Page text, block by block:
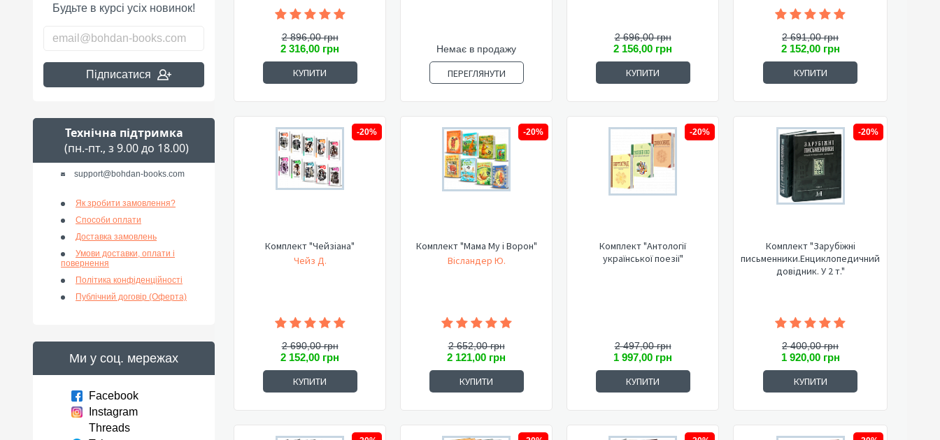
Будьте в курсі усіх новинок!
Підписатися
Технічна підтримка
(пн.-пт., з 9.00 до 18.00)
support@bohdan-books.com
Як зробити замовлення?
Способи оплати
Доставка замовлень
Умови доставки, оплати і
повернення
Політика конфіденційності
Публічний договір (Оферта)
Ми у соц. мережах
Facebook
Instagram
Threads
2 896,00 грн
2 316,00 грн
КУПИТИ
Немає в продажу
ПЕРЕГЛЯНУТИ
2 696,00 грн
2 156,00 грн
КУПИТИ
2 691,00 грн
2 152,00 грн
КУПИТИ
-20%
Комплект "Чейзіана"
Чейз Д.
2 690,00 грн
2 152,00 грн
КУПИТИ
-20%
Комплект "Мама Му і Ворон"
Вісландер Ю.
2 652,00 грн
2 121,00 грн
КУПИТИ
-20%
Комплект "Антології
української поезії"
2 497,00 грн
1 997,00 грн
КУПИТИ
-20%
Комплект "Зарубіжні
письменники.Енциклопедичний
довідник. У 2 т."
2 400,00 грн
1 920,00 грн
КУПИТИ